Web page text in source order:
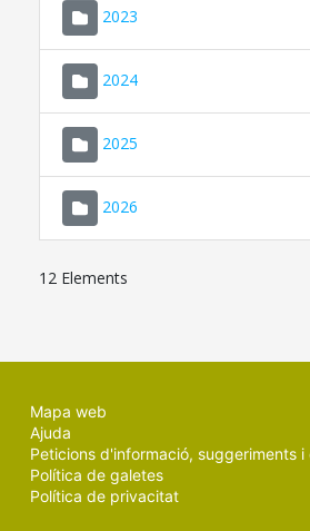
2023
2024
2025
2026
12 Elements
Mapa web
Ajuda
Peticions d'informació, suggeriments i
Política de galetes
Política de privacitat